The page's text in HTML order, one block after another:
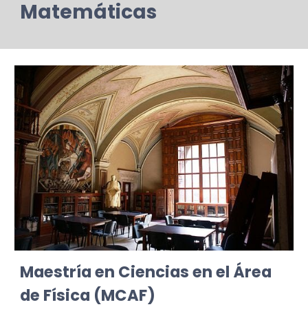
Matemáticas
Maestríaen Ciencias en el Área
de Física (MCAF)